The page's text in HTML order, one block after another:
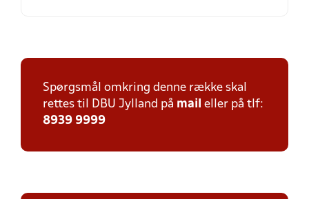
Spørgsmål omkring denne række skal
rettes til DBU Jylland på mail eller på tlf:
8939 9999